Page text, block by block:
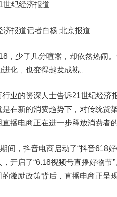
纪经济报道
济报道记者白杨 北京报道
少了几分喧嚣，却依然热闹。
化，也变得越发成熟。
的资深人士告诉21世纪经济
是在新的消费趋势下，对传统货
播电商正在进一步释放消费者的
，抖音电商启动了“抖音618好
开启了“6.18视频号直播好物
的激励政策背后，直播电商正呈